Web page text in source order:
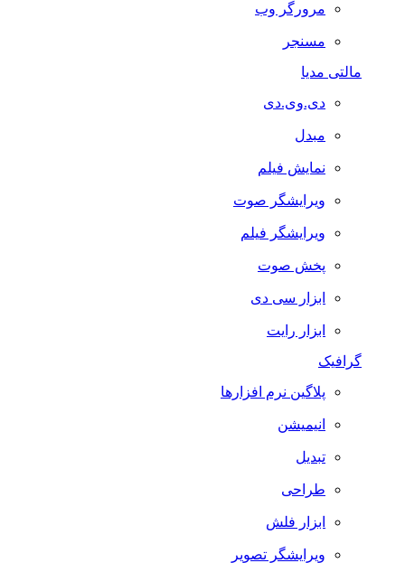
مرورگر وب
مسنجر
مالتی مدیا
دی.وی.دی
مبدل
نمایش فیلم
ویرایشگر صوت
ویرایشگر فیلم
پخش صوت
ابزار سی دی
ابزار رایت
گرافیک
پلاگین نرم افزارها
انیمیشن
تبدیل
طراحی
ابزار فلش
ویرایشگر تصویر